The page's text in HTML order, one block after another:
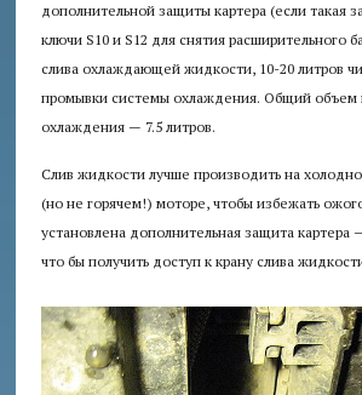
дополнительной защиты картера (если такая
ключи S10 и S12 для снятия расширительного
слива охлаждающей жидкости, 10-20 литров
промывки системы охлаждения. Общий объем
охлаждения — 7.5 литров.
Слив жидкости лучше производить на
(но не горячем!) моторе, чтобы избежать
установлена дополнительная защита
что бы получить доступ к крану слива